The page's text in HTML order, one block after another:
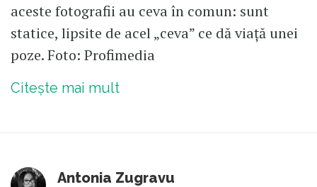
aceste fotografii au ceva în comun: sunt
statice, lipsite de acel „ceva” ce dă viaţă unei
poze. Foto: Profimedia
Citește mai mult
Antonia Zugravu